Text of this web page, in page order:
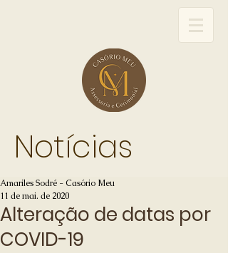
Notícias
Alteração de datas por
COVID-19
Amariles Sodré - Casório Meu
11 de mai. de 2020